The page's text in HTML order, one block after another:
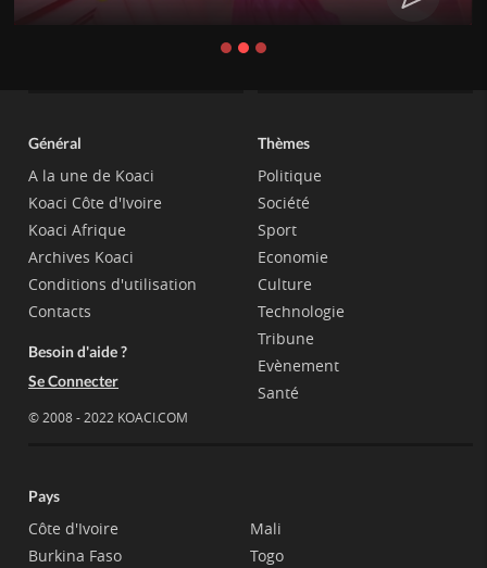
Général
A la une de Koaci
Koaci Côte d'Ivoire
Koaci Afrique
Archives Koaci
Conditions d'utilisation
Contacts
Besoin d'aide ?
Se Connecter
© 2008 - 2022 KOACI.COM
Thèmes
Politique
Société
Sport
Economie
Culture
Technologie
Tribune
Evènement
Santé
Pays
Côte d'Ivoire
Burkina Faso
Mali
Togo